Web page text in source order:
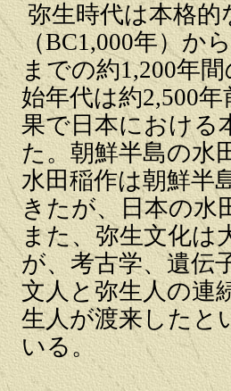
弥生時代は本格的
（BC1,000年）か
までの約1,200年
始年代は約2,500
果で日本における
た。朝鮮半島の水
水田稲作は朝鮮半
きたが、日本の水
また、弥生文化は
が、考古学、遺伝
文人と弥生人の連
生人が渡来したと
いる。